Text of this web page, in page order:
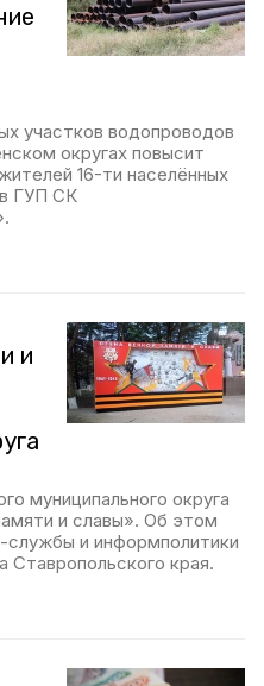
участков водопроводов
округах повысит
16-ти населённых
ГУП СК
и
муниципального округа
и славы». Об этом
и информполитики
Ставропольского края.